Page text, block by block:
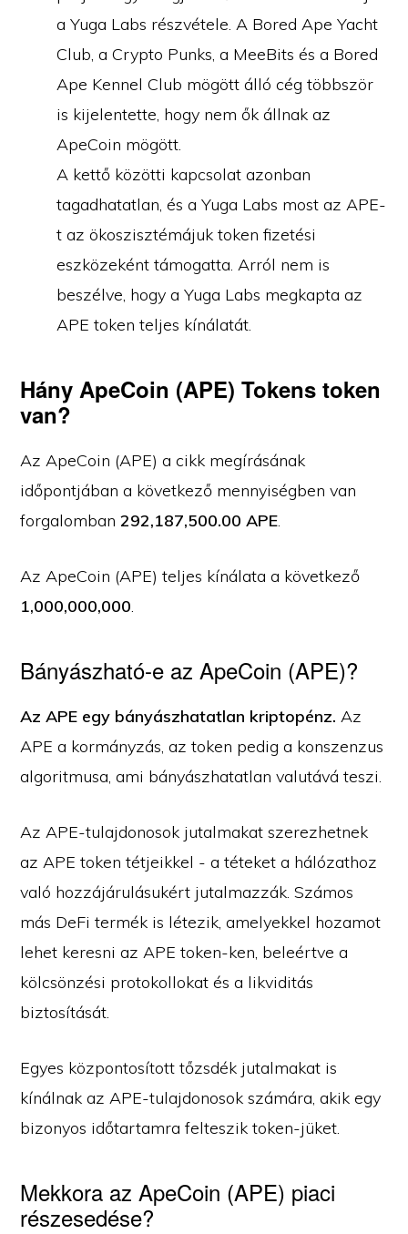
a Yuga Labs részvétele. A Bored Ape Yacht
Club, a Crypto Punks, a MeeBits és a Bored
Ape Kennel Club mögött álló cég többször
is kijelentette, hogy nem ők állnak az
ApeCoin mögött.
A kettő közötti kapcsolat azonban
tagadhatatlan, és a Yuga Labs most az APE-
t az ökoszisztémájuk token fizetési
eszközeként támogatta. Arról nem is
beszélve, hogy a Yuga Labs megkapta az
APE token teljes kínálatát.
Hány ApeCoin (APE) Tokens token
van?
Az ApeCoin (APE) a cikk megírásának
időpontjában a következő mennyiségben van
forgalomban292,187,500.00 APE.
Az ApeCoin (APE) teljes kínálata a következő
1,000,000,000.
Bányászható-e az ApeCoin (APE)?
Az APE egy bányászhatatlan kriptopénz.Az
APE a kormányzás, az token pedig a konszenzus
algoritmusa, ami bányászhatatlan valutává teszi.
Az APE-tulajdonosok jutalmakat szerezhetnek
az APE token tétjeikkel - a téteket a hálózathoz
való hozzájárulásukért jutalmazzák. Számos
más DeFi termék is létezik, amelyekkel hozamot
lehet keresni az APE token-ken, beleértve a
kölcsönzési protokollokat és a likviditás
biztosítását.
Egyes központosított tőzsdék jutalmakat is
kínálnak az APE-tulajdonosok számára, akik egy
bizonyos időtartamra felteszik token-jüket.
Mekkora az ApeCoin (APE) piaci
részesedése?